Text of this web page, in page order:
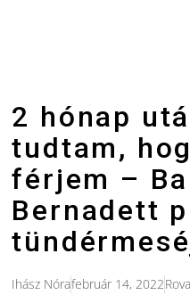
2 hónap
tudtam,
férjem –
Bernadett
Ihász Nórafebruár 14, 2022